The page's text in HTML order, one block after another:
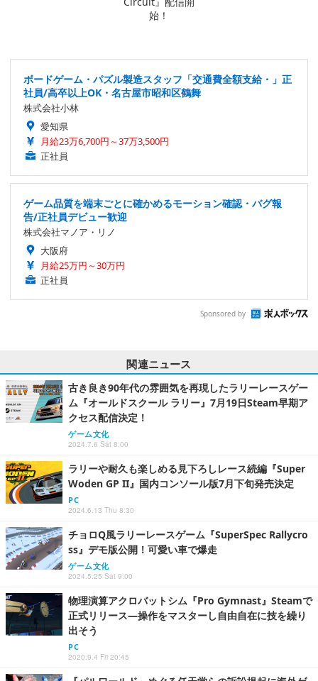
ボードゲーム・パズル製造スタッフ「交通費全額支給・」正
社員/高卒以上OK・名古屋市昭和区鶴舞
株式会社小林
愛知県
月給23万6,700円～37万3,500円
正社員
ゲーム品質を端末ごとに確かめるモーション確認・バグ報
告/正社員デビュー歓迎
株式会社マノア・リノ
大阪府
月給25万円～30万円
正社員
Sponsored by
関連ニュース
古き良き90年代の雰囲気を再現したラリーレースゲー
ム『オールドスクール ラリー』7月19日Steam早期ア
クセス配信決定！
ゲーム文化
2024.7.6 Sat 8:00
ラリーや耐久も楽しめる見下ろしレース続編『Super
Woden GP II』国内コンソール版7月下旬発売決定
PC
2024.6.13 Thu 8:30
チョロQ風ラリーレースゲーム『SuperSpec Rallycro
ss』デモ版公開！可愛い車で爆走
ゲーム文化
2024.5.25 Sat 9:00
物理演算アクロバットシム『Pro Gymnast』Steamで
正式リリース―操作をマスターし自由自在に技を繰り
出そう
PC
2020.9.4 Fri 20:45